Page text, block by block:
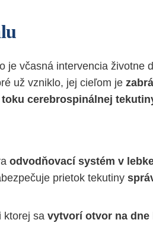
je včasná intervencia životne
už vzniklo, jej cieľom je
cerebrospinálnej
odvodňovací systém v
prietok tekutiny
ktorej sa vytvorí otvor na dne